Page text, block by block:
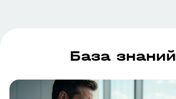
База знаний